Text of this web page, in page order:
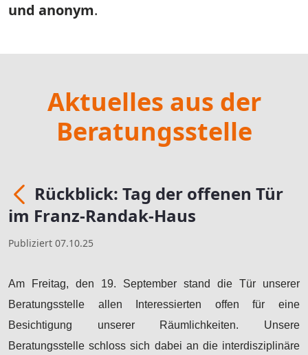
und anonym.
Aktuelles aus der
Beratungsstelle
Zurück
Rückblick: Tag der offenen Tür
im Franz-Randak-Haus
Publiziert 07.10.25
Am Freitag, den 19. September stand die Tür unserer
Beratungsstelle allen Interessierten offen für eine
Besichtigung unserer Räumlichkeiten. Unsere
Beratungsstelle schloss sich dabei an die interdisziplinäre